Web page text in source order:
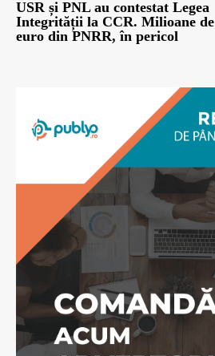
USR și PNL au contestat Legea
Integrității la CCR. Milioane de
euro din PNRR, în pericol